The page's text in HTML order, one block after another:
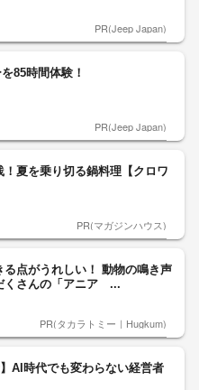
PR(Jeep Japan)
85時間体験！
PR(Jeep Japan)
！夏を乗り切る鍋料理【クロワ
PR(マガジンハウス)
る点がうれしい！ 動物の鳴き声
くさんの「アニア ...
PR(タカラトミー｜Hugkum)
】AI時代でも変わらない経営者